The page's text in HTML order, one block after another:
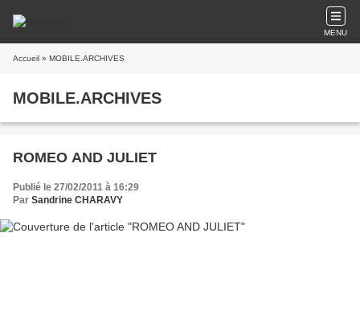
MENU
Accueil » MOBILE.ARCHIVES
MOBILE.ARCHIVES
ROMEO AND JULIET
Publié le 27/02/2011 à 16:29
Par Sandrine CHARAVY